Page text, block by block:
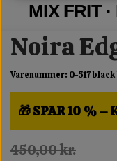
MIX FRIT
Noira
Varenummer: 0-517 black
🎁 SPAR 10 % –
450,00 kr.